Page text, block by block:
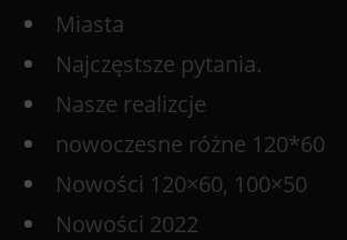
Miasta
Najczęstsze pytania.
Nasze realizcje
nowoczesne różne 120*60
Nowości 120×60, 100×50
Nowości 2022